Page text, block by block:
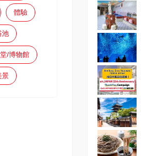
體驗
池
/博物館
景